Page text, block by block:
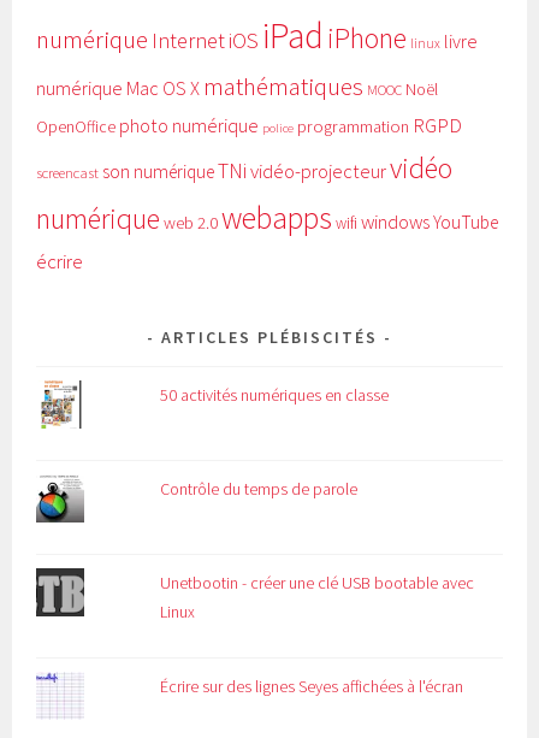
numérique InternetiOS iPad iPhone linux livre
numérique Mac OS X mathématiques MOOC Noël
OpenOffice photo numérique police programmation RGPD
screencast son numériqueTNi vidéo-projecteurvidéo
numérique web 2.0webapps wifi windowsYouTube
écrire
ARTICLES PLÉBISCITÉS
50 activités numériques en classe
Contrôle du temps de parole
Unetbootin - créer une clé USB bootable avec
Linux
Écrire sur des lignes Seyes affichées à l'écran